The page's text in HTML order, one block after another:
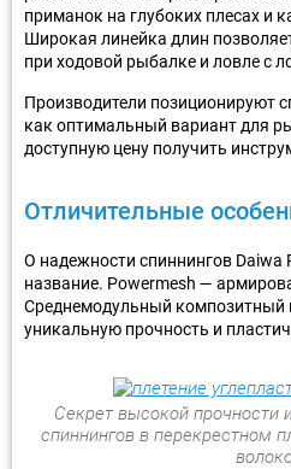
приманок на глубоких плесах и
Широкая линейка длин
при ходовой рыбалке и ловле с
Производители позиционируют
как оптимальный вариант для
доступную цену получить
Отличительные
О надежности спиннингов Daiwa
название. Powermesh —
Среднемодульный композитный
уникальную прочность и
Секрет высокой прочности
спиннингов в перекрестном